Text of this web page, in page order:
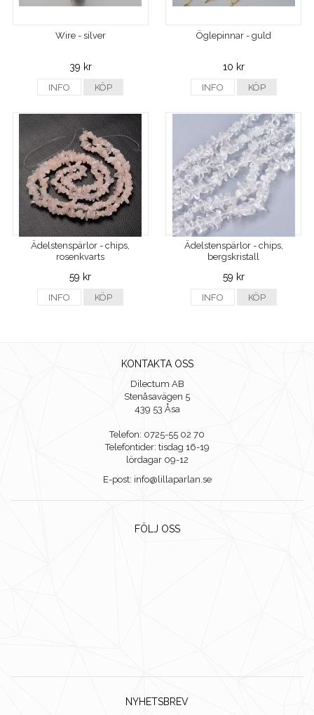
Wire - silver
39 kr
INFO KÖP
Öglepinnar - guld
10 kr
INFO KÖP
Ädelstenspärlor - chips,
rosenkvarts
59 kr
INFO KÖP
Ädelstenspärlor - chips,
bergskristall
59 kr
INFO KÖP
KONTAKTA OSS
Dilectum AB
Stenåsavägen 5
439 53 Åsa
Telefon: 0725-55 02 70
Telefontider: tisdag 16-19
lördagar 09-12
E-post: info@lillaparlan.se
FÖLJ OSS
NYHETSBREV